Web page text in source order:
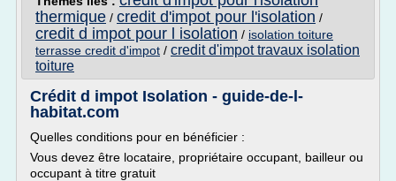
thermique / credit d'impot pour l'isolation /
credit d impot pour l isolation / isolation toiture
terrasse credit d'impot / credit d'impot travaux isolation
toiture
Crédit d impot Isolation - guide-de-l-
habitat.com
Quelles conditions pour en bénéficier :
Vous devez être locataire, propriétaire occupant, bailleur ou
occupant à titre gratuit